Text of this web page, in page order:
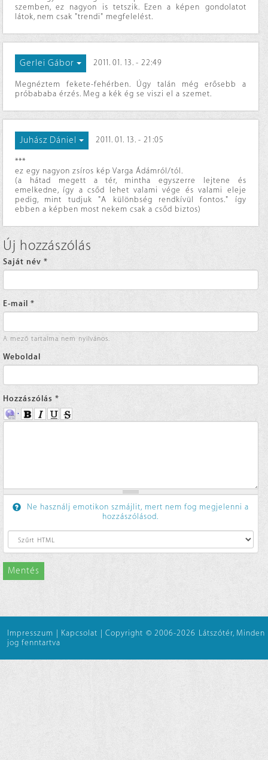
szemben, ez nagyon is tetszik. Ezen a képen gondolatot
látok, nem csak "trendi" megfelelést.
Gerlei Gábor 2011. 01. 13. - 22:49
Megnéztem fekete-fehérben. Úgy talán még erősebb a
próbababa érzés. Meg a kék ég se viszi el a szemet.
Juhász Dániel 2011. 01. 13. - 21:05
***
ez egy nagyon zsíros kép Varga Ádámról/tól.
(a hátad megett a tér, mintha egyszerre lejtene és
emelkedne, így a csőd lehet valami vége és valami eleje
pedig, mint tudjuk "A különbség rendkívül fontos." így
ebben a képben most nekem csak a csőd biztos)
Új hozzászólás
Saját név *
E-mail *
A mező tartalma nem nyilvános.
Weboldal
Hozzászólás *
Ne használj emotikon szmájlit, mert nem fog megjelenni a
hozzászólásod.
Mentés
Impresszum | Kapcsolat | Copyright © 2006-2026 Látszótér, Minden
jog fenntartva